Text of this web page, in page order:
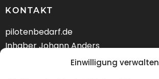
Einwilligung verwalten
KONTAKT
pilotenbedarf.de
Inhaber Johann Anders
Am Schwarzen Berg 58